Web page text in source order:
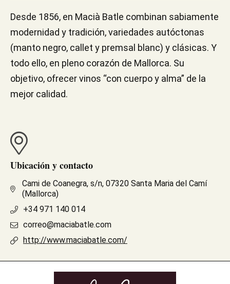
Desde 1856, en Macià Batle combinan sabiamente
modernidad y tradición, variedades autóctonas
(manto negro, callet y premsal blanc) y clásicas. Y
todo ello, en pleno corazón de Mallorca. Su
objetivo, ofrecer vinos “con cuerpo y alma” de la
mejor calidad.
Ubicación y contacto
Cami de Coanegra, s/n, 07320 Santa Maria del Camí
(Mallorca)
+34 971 140 014
correo@maciabatle.com
http://www.maciabatle.com/